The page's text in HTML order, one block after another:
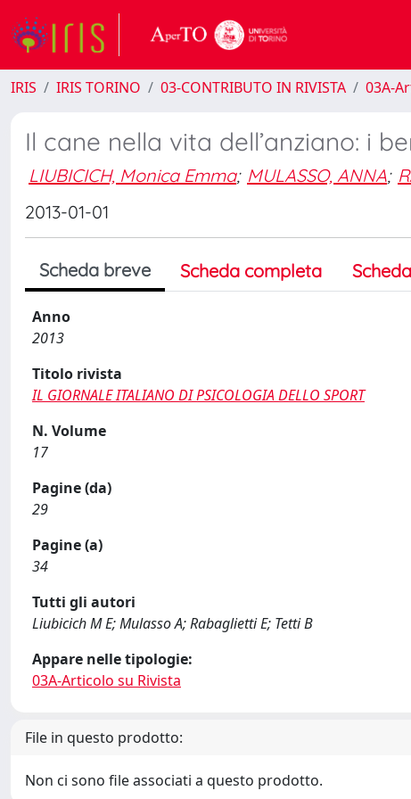
IRIS IRIS TORINO 03-CONTRIBUTO IN RIVISTA 03A-
Il cane nella vita dell’anziano: i
LIUBICICH, Monica Emma; MULASSO, ANNA;
2013-01-01
Scheda breve Scheda completa
Anno
2013
Titolo rivista
IL GIORNALE ITALIANO DI PSICOLOGIA DELLO SPORT
N. Volume
17
Pagine (da)
29
Pagine (a)
34
Tutti gli autori
Liubicich M E; Mulasso A; Rabaglietti E; Tetti B
Appare nelle tipologie:
03A-Articolo su Rivista
File in questo prodotto:
Non ci sono file associati a questo prodotto.